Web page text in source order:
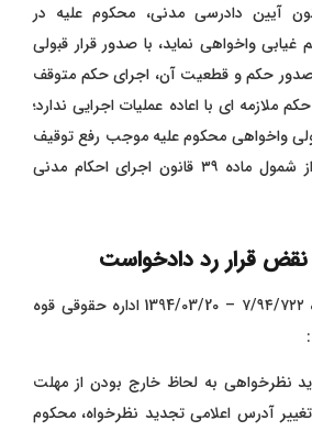
۱ ماده ۳۰۶ قانون آیین دادرسی مدنی، محکوم علیه در
واخواهی نماید، با صدور قرار قبولی
حکم و قطعیت آن، اجرای حکم متوقف
ای با اعاده عملیات اجرایی ندارد؛
واخواهی محکوم علیه موجب رفع توقیف
از اموال وی نیست و از شمول ماده ۳۹ قانون اجرای احکام مدنی
نقض قرار رد دادخواست
به دلالت نظریه شماره ٧/٩٤/۷۲۲ – 1394/03/20 اداره حقوقی قوه
نظرخواهی به لحاظ خارج بودن از مهلت
آدرس اعلامی تجدید نظرخواه، محکوم